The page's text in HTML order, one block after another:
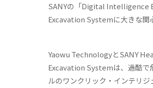
SANYの「Digital Intelligence
Excavation Systemに大きな関
Yaowu TechnologyとSANY
Excavation Systemは、過酷で
ルのワンクリック・インテリ